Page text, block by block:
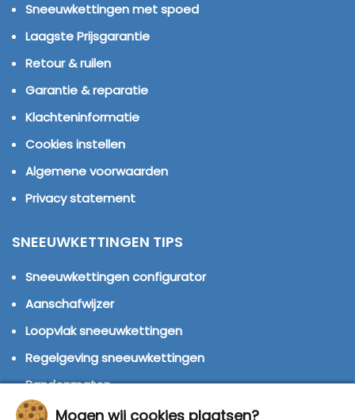
Sneeuwkettingen met spoed
Laagste Prijsgarantie
Retour & ruilen
Garantie & reparatie
Klachteninformatie
Cookies instellen
Algemene voorwaarden
Privacy statement
SNEEUWKETTINGEN TIPS
Sneeuwkettingen configurator
Aanschafwijzer
Loopvlak sneeuwkettingen
Regelgeving sneeuwkettingen
Bandenmaten
Montage handleidingen
Mogen wij cookies plaatsen?